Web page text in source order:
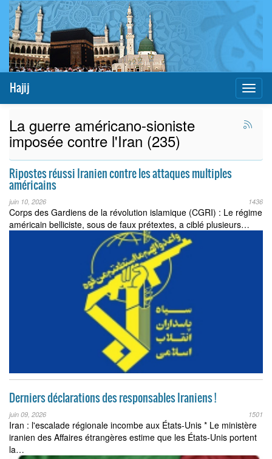
Hajij
La guerre américano-sioniste
imposée contre l'Iran (235)
Ripostes réussi Iranien contre les attaques multiples
américains
juin 10, 2026 1436
Corps des Gardiens de la révolution islamique (CGRI) : Le régime
américain belliciste, sous de faux prétextes, a ciblé plusieurs…
Derniers déclarations des responsables Iraniens !
juin 09, 2026 1501
Iran : l'escalade régionale incombe aux États-Unis * Le ministère
iranien des Affaires étrangères estime que les États-Unis portent
la…